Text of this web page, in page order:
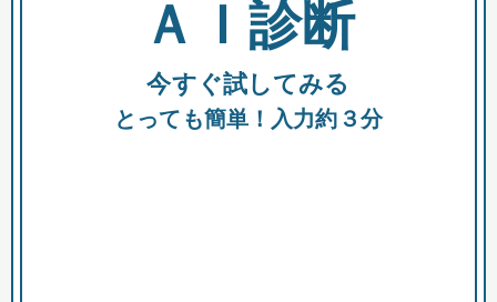
全国の検索結果を含めて表示
助成金 融資 出資
ＡＩ診断
今すぐ試してみる
とっても簡単！入力約３分